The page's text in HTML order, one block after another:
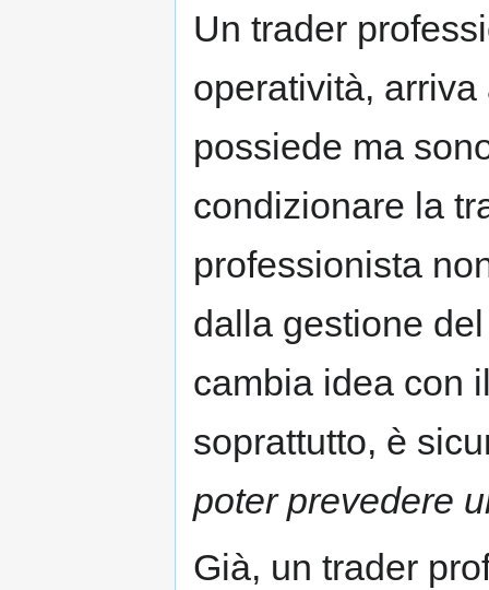
Un trader
operatività,
possiede ma
condizionare la
professionista
dalla gestione
cambia idea con
soprattutto, è
poter prevedere
Già, un trader